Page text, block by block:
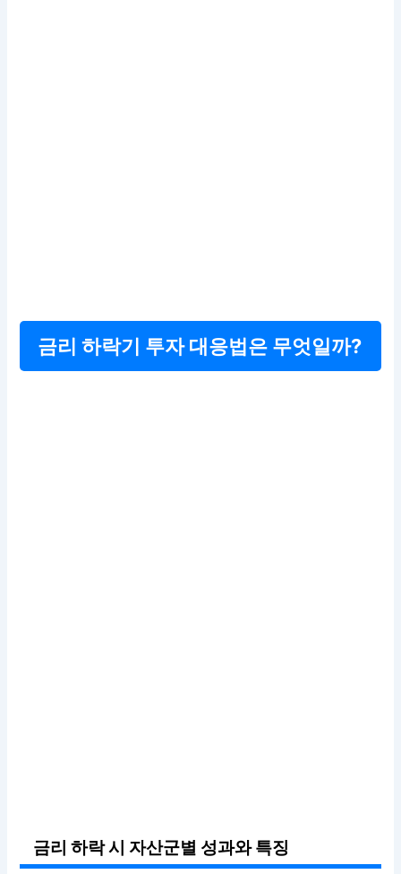
금리 하락기 투자 대응법은 무엇일까?
금리 하락 시 자산군별 성과와 특징